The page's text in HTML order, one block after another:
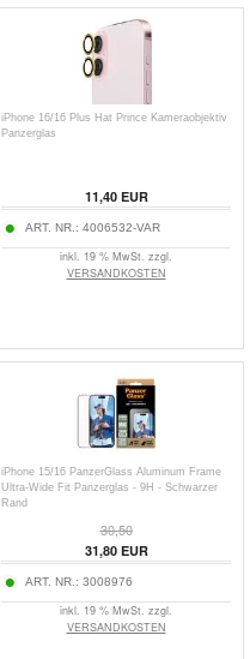
iPhone 16/16 Plus Hat Prince Kameraobjektiv
Panzerglas
11,40EUR
ART. NR.: 4006532-VAR
inkl. 19 % MwSt. zzgl.
VERSANDKOSTEN
iPhone 15/16 PanzerGlass Aluminum Frame
Ultra-Wide Fit Panzerglas - 9H - Schwarzer
Rand
30,50
31,80EUR
ART. NR.: 3008976
inkl. 19 % MwSt. zzgl.
VERSANDKOSTEN